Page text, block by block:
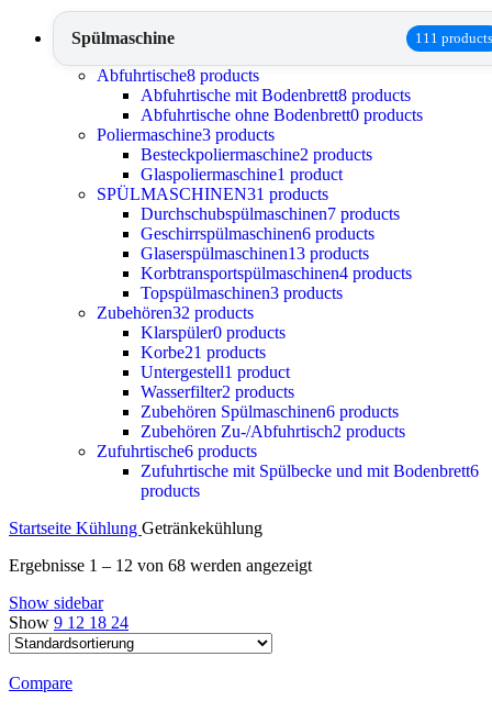
Spülmaschine 111 products
Abfuhrtische8 products
Abfuhrtische mit Bodenbrett8 products
Abfuhrtische ohne Bodenbrett0 products
Poliermaschine3 products
Besteckpoliermaschine2 products
Glaspoliermaschine1 product
SPÜLMASCHINEN31 products
Durchschubspülmaschinen7 products
Geschirrspülmaschinen6 products
Glaserspülmaschinen13 products
Korbtransportspülmaschinen4 products
Topspülmaschinen3 products
Zubehören32 products
Klarspüler0 products
Korbe21 products
Untergestell1 product
Wasserfilter2 products
Zubehören Spülmaschinen6 products
Zubehören Zu-/Abfuhrtisch2 products
Zufuhrtische6 products
Zufuhrtische mit Spülbecke und mit Bodenbrett6
products
Startseite Kühlung Getränkekühlung
Ergebnisse 1 – 12 von 68 werden angezeigt
Show sidebar
Show 9 12 18 24
Compare